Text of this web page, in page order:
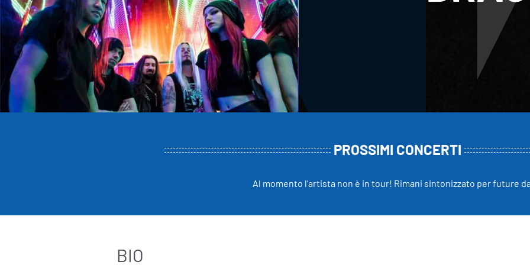
PROSSIMI CONCERTI
Al momento l'artista non è in tour! Rimani sintonizzato per future
BIO